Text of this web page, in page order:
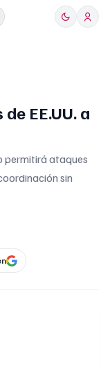
EE.UU. a
permitirá ataques
sin